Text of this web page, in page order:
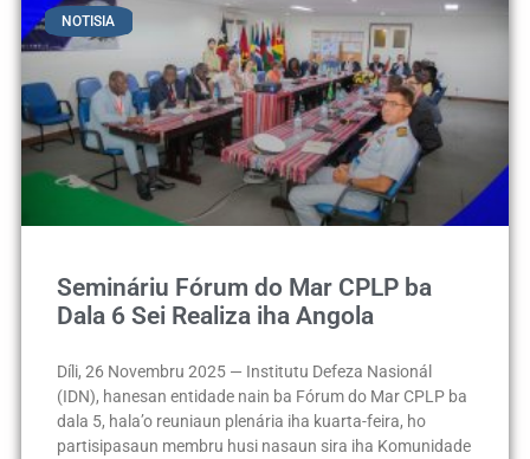
NOTISIA
Semináriu Fórum do Mar CPLP ba
Dala 6 Sei Realiza iha Angola
Díli, 26 Novembru 2025 — Institutu Defeza Nasionál
(IDN), hanesan entidade nain ba Fórum do Mar CPLP ba
dala 5, hala’o reuniaun plenária iha kuarta-feira, ho
partisipasaun membru husi nasaun sira iha Komunidade